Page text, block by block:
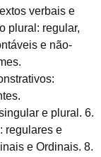
verbais e
plural: regular,
e não-
e plural. 6.
regulares e
e Ordinais. 8.